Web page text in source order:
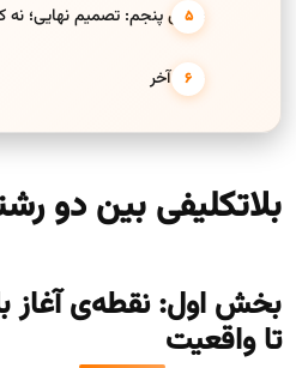
بخش پنجم: تصمیم نهایی؛ نه
حرف آخر
بلاتکلیفی بین دو
بخش اول: نقطه‌ی آغاز
تا واقعیت